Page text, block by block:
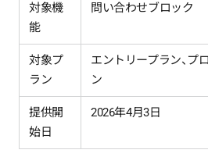
対象機
能
問い合わせブロック
対象プ
ラン
エントリープラン、プ
ン
提供開
始日
2026年4月3日